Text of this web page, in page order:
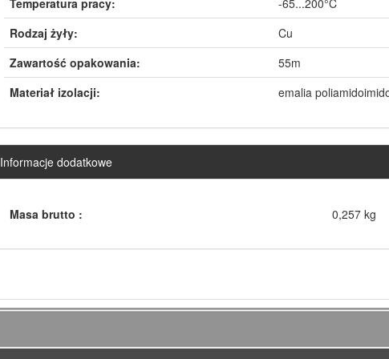
Rodzaj żyły:
Cu
Zawartość opakowania:
55m
Materiał izolacji:
emalia
Informacje dodatkowe
Masa brutto : 0,257 kg